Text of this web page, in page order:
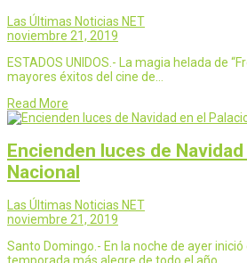
Las Últimas Noticias NET
noviembre 21, 2019
ESTADOS UNIDOS.- La magia helada de
mayores éxitos del cine de…
Read More
Encienden luces de
Nacional
Las Últimas Noticias NET
noviembre 21, 2019
Santo Domingo.- En la noche de ayer